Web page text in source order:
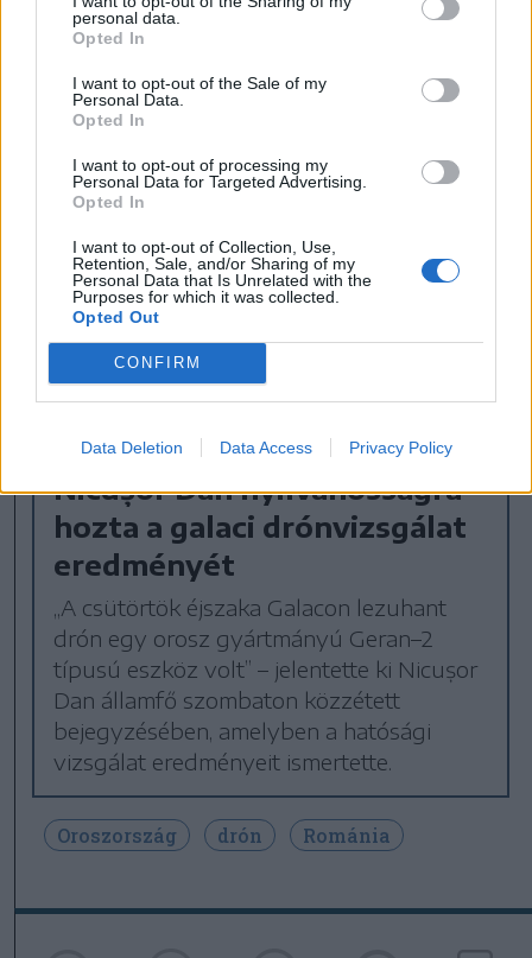
personal data.
Opted In
I want to opt-out of the Sale of my
Personal Data.
Opted In
I want to opt-out of processing my
Personal Data for Targeted Advertising.
Opted In
I want to opt-out of Collection, Use,
Retention, Sale, and/or Sharing of my
Personal Data that Is Unrelated with the
Purposes for which it was collected.
Opted Out
CONFIRM
Data Deletion Data Access Privacy Policy
magatartását”.
korábban írtuk
Nicușor Dan nyilvánosságra
hozta a galaci drónvizsgálat
eredményét
„A csütörtök éjszaka Galacon lezuhant
drón egy orosz gyártmányú Geran–2
típusú eszköz volt” – jelentette ki Nicușor
Dan államfő szombaton közzétett
bejegyzésében, amelyben a hatósági
vizsgálat eredményeit ismertette.
Oroszország drón Románia